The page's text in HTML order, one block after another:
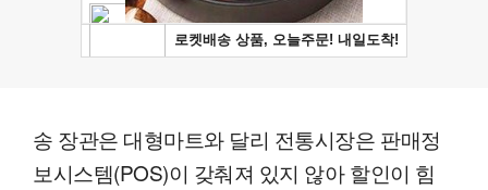
송 장관은 대형마트와 달리 전통시장은 판매정
보시스템(POS)이 갖춰져 있지 않아 할인이 힘